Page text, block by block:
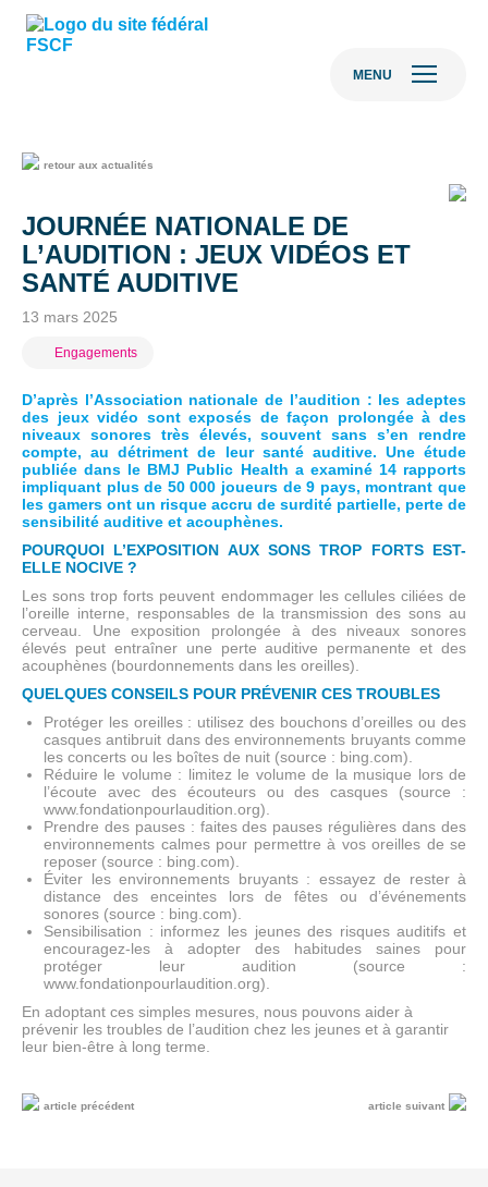
MENU
retour aux actualités
JOURNÉE NATIONALE DE
L’AUDITION : JEUX VIDÉOS ET
SANTÉ AUDITIVE
13 mars 2025
Engagements
D’après l’Association nationale de l’audition : les adeptes
des jeux vidéo sont exposés de façon prolongée à des
niveaux sonores très élevés, souvent sans s’en rendre
compte, au détriment de leur santé auditive. Une étude
publiée dans le BMJ Public Health a examiné 14 rapports
impliquant plus de 50 000 joueurs de 9 pays, montrant que
les gamers ont un risque accru de surdité partielle, perte de
sensibilité auditive et acouphènes.
POURQUOI L’EXPOSITION AUX SONS TROP FORTS EST-
ELLE NOCIVE ?
Les sons trop forts peuvent endommager les cellules ciliées de
l’oreille interne, responsables de la transmission des sons au
cerveau. Une exposition prolongée à des niveaux sonores
élevés peut entraîner une perte auditive permanente et des
acouphènes (bourdonnements dans les oreilles).
QUELQUES CONSEILS POUR PRÉVENIR CES TROUBLES
Protéger les oreilles : utilisez des bouchons d’oreilles ou des
casques antibruit dans des environnements bruyants comme
les concerts ou les boîtes de nuit (source : bing.com).
Réduire le volume : limitez le volume de la musique lors de
l’écoute avec des écouteurs ou des casques (source :
www.fondationpourlaudition.org).
Prendre des pauses : faites des pauses régulières dans des
environnements calmes pour permettre à vos oreilles de se
reposer (source : bing.com).
Éviter les environnements bruyants : essayez de rester à
distance des enceintes lors de fêtes ou d’événements
sonores (source : bing.com).
Sensibilisation : informez les jeunes des risques auditifs et
encouragez-les à adopter des habitudes saines pour
protéger leur audition (source :
www.fondationpourlaudition.org).
En adoptant ces simples mesures, nous pouvons aider à
prévenir les troubles de l’audition chez les jeunes et à garantir
leur bien-être à long terme.
article précédent article suivant